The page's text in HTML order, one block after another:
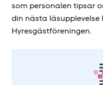
som personalen tipsar
din nästa läsupplevelse
Hyresgäst­föreningen.